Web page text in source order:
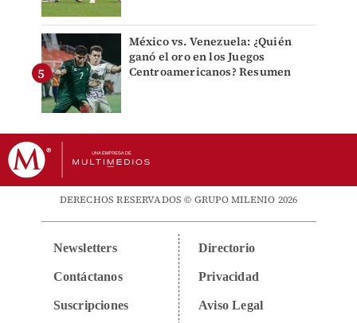
México vs. Venezuela: ¿Quién
ganó el oro en los Juegos
Centroamericanos? Resumen
DERECHOS RESERVADOS © GRUPO MILENIO 2026
Newsletters
Contáctanos
Suscripciones
Directorio
Privacidad
Aviso Legal